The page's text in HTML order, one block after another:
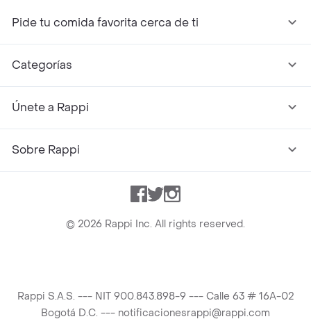
Pide tu comida favorita cerca de ti
Categorías
Únete a Rappi
Sobre Rappi
Facebook
TwitterInstagram
© 2026 Rappi Inc. All rights reserved.
Rappi S.A.S. --- NIT 900.843.898-9 --- Calle 63 # 16A-02
Bogotá D.C. --- notificacionesrappi@rappi.com